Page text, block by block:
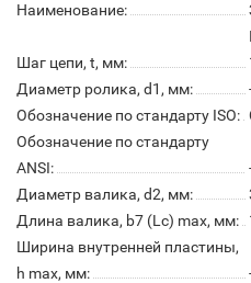
Наименование:
Шаг цепи, t, мм:
Диаметр ролика, d1, мм:
Обозначение по стандарту ISO:
Обозначение по стандарту
ANSI:
Диаметр валика, d2, мм:
Длина валика, b7 (Lc) max, мм:
Ширина внутренней пластины,
h max, мм: